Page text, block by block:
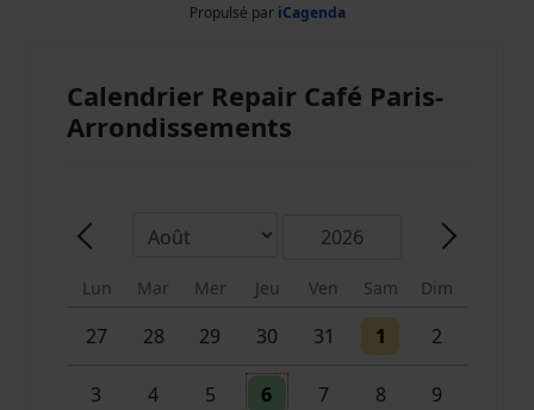
Propulsé par iCagenda
Calendrier Repair Café Paris-
Arrondissements
Précédent - Mois
Année
Suivant -
Lun Mar Mer Jeu Ven Sam Dim
27 28 29 30
Un évènement
31 1
Un évènement
2
3 4 5 6
Un évènement
7 8 9